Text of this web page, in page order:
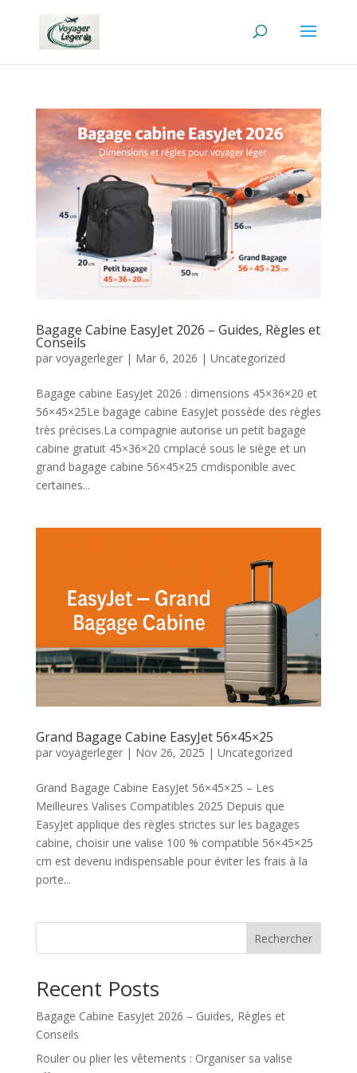
Bagage Cabine EasyJet 2026 – Guides, Règles et
Conseils
par voyagerleger| Mar 6, 2026 | Uncategorized
Bagage cabine EasyJet 2026 : dimensions 45×36×20 et
56×45×25Le bagage cabine EasyJet possède des règles
très précises.La compagnie autorise un petit bagage
cabine gratuit 45×36×20 cmplacé sous le siège et un
grand bagage cabine 56×45×25 cmdisponible avec
certaines...
Grand Bagage Cabine EasyJet 56×45×25
par voyagerleger| Nov 26, 2025 | Uncategorized
Grand Bagage Cabine EasyJet 56×45×25 – Les
Meilleures Valises Compatibles 2025 Depuis que
EasyJet applique des règles strictes sur les bagages
cabine, choisir une valise 100 % compatible 56×45×25
cm est devenu indispensable pour éviter les frais à la
porte...
Rechercher
Recent Posts
Bagage Cabine EasyJet 2026 – Guides, Règles et
Conseils
Rouler ou plier les vêtements : Organiser sa valise